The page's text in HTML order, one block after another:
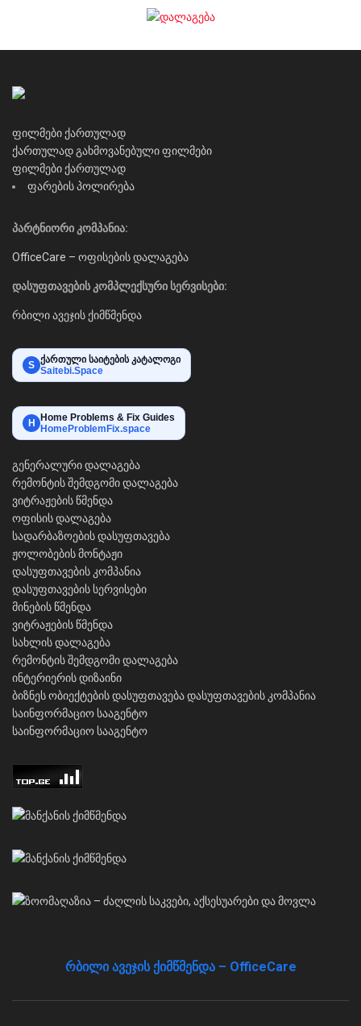
ფილმები ქართულად
ქართულად გახმოვანებული ფილმები
ფილმები ქართულად
ფარების პოლირება
პარტნიორი კომპანია:
OfficeCare – ოფისების დალაგება
დასუფთავების კომპლექსური სერვისები:
რბილი ავეჯის ქიმწმენდა
S ქართული საიტების კატალოგი
Saitebi.Space
H
Home Problems & Fix Guides
HomeProblemFix.space
გენერალური დალაგება
რემონტის შემდგომი დალაგება
ვიტრაჟების წმენდა
ოფისის დალაგება
სადარბაზოების დასუფთავება
ჟოლობების მონტაჟი
დასუფთავების კომპანია
დასუფთავების სერვისები
მინების წმენდა
ვიტრაჟების წმენდა
სახლის დალაგება
რემონტის შემდგომი დალაგება
ინტერიერის დიზაინი
ბიზნეს ობიექტების დასუფთავებადასუფთავების კომპანია
საინფორმაციო სააგენტო
საინფორმაციო სააგენტო